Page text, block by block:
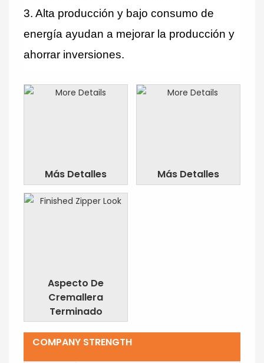
3. Alta producción y bajo consumo de
energía ayudan a mejorar la producción y
ahorrar inversiones.
Más Detalles Más Detalles
Aspecto De
Cremallera
Terminado
COMPANY STRENGTH